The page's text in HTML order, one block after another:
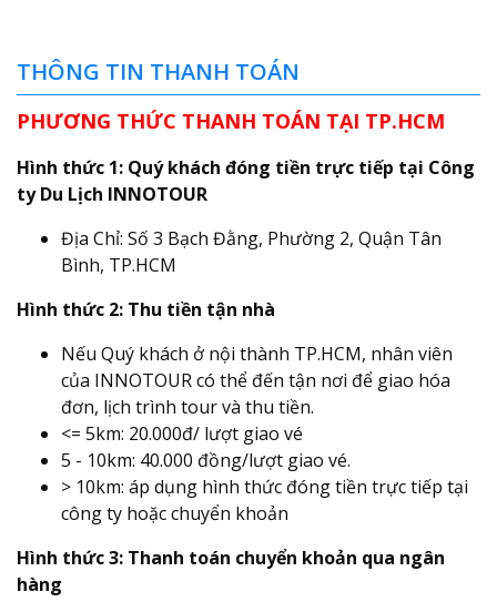
THÔNG TIN THANH TOÁN
PHƯƠNG THỨC THANH TOÁN TẠI TP.HCM
Hình thức 1: Quý khách đóng tiền trực tiếp tại Công
ty Du Lịch INNOTOUR
Địa Chỉ: Số 3 Bạch Đằng, Phường 2, Quận Tân
Bình, TP.HCM
Hình thức 2: Thu tiền tận nhà
Nếu Quý khách ở nội thành TP.HCM, nhân viên
của INNOTOUR có thể đến tận nơi để giao hóa
đơn, lịch trình tour và thu tiền.
<= 5km: 20.000đ/ lượt giao vé
5 - 10km: 40.000 đồng/lượt giao vé.
> 10km: áp dụng hình thức đóng tiền trực tiếp tại
công ty hoặc chuyển khoản
Hình thức 3: Thanh toán chuyển khoản qua ngân
hàng